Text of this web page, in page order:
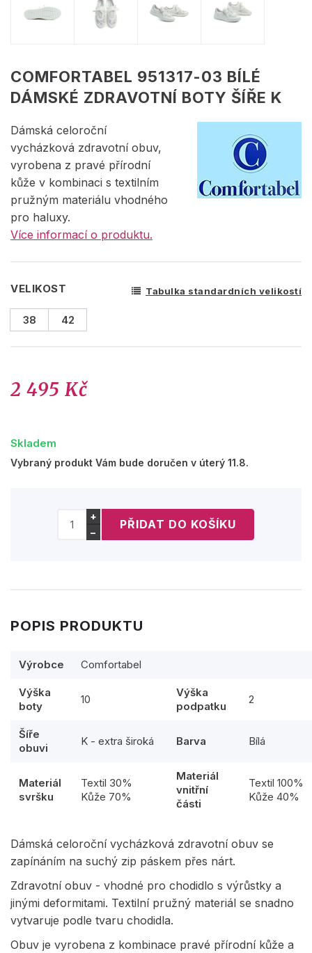
COMFORTABEL 951317-03 BÍLÉ
DÁMSKÉ ZDRAVOTNÍ BOTY ŠÍŘE K
Dámská celoroční
vycházková zdravotní obuv,
vyrobena z pravé přírodní
kůže v kombinaci s textilním
pružným materiálu vhodného
pro haluxy.
Více informací o produktu.
VELIKOST Tabulka standardních velikostí
38 42
2 495 Kč
Skladem
Vybraný produkt Vám bude doručen v úterý 11.8.
+
−
POPIS PRODUKTU
Výrobce Comfortabel
Výška
boty
10
Výška
podpatku
2
Šíře
obuvi
K - extra široká Barva Bílá
Materiál
svršku
Textil 30%
Kůže 70%
Materiál
vnitřní
části
Textil 100%
Kůže 40%
Dámská celoroční vycházková zdravotní obuv se
zapínáním na suchý zip páskem přes nárt.
Zdravotní obuv - vhodné pro chodidlo s výrůstky a
jinými deformitami. Textilní pružný materiál se snadno
vytvaruje podle tvaru chodidla.
Obuv je vyrobena z kombinace pravé přírodní kůže a